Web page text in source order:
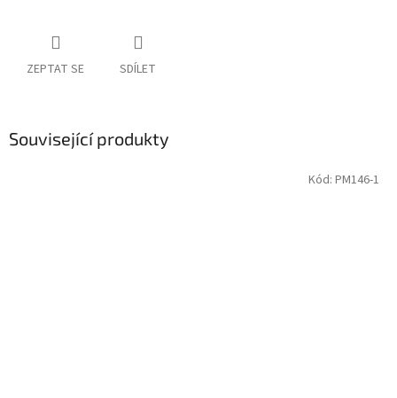
ZEPTAT SE SDÍLET
Související produkty
Kód: PM146-1